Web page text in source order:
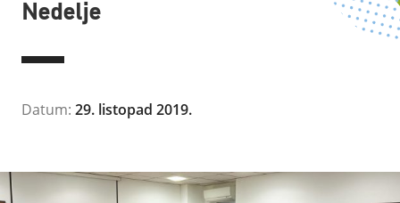
Nedelje
Datum: 29. listopad 2019.